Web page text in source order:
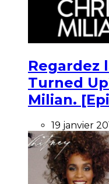
Regardez
Turned
Milian.
19 janvier